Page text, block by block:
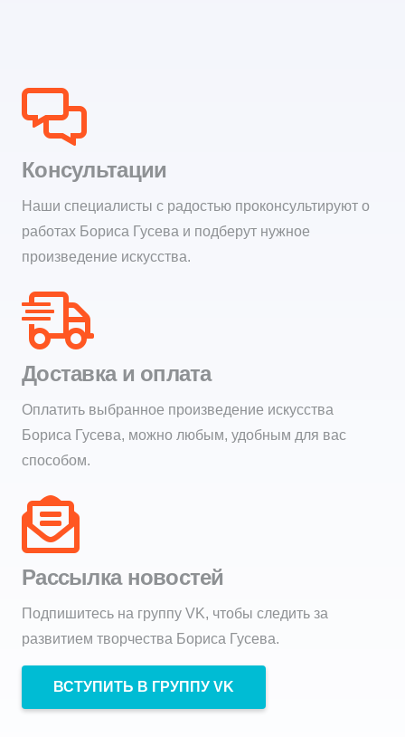
Консультации
Наши специалисты с радостью проконсультируют о
работах Бориса Гусева и подберут нужное
произведение искусства.
Доставка и оплата
Оплатить выбранное произведение искусства
Бориса Гусева, можно любым, удобным для вас
способом.
Рассылка новостей
Подпишитесь на группу VK, чтобы следить за
развитием творчества Бориса Гусева.
ВСТУПИТЬ В ГРУППУ VK